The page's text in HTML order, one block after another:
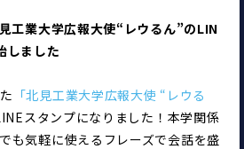
工業大学広報大使“レウるん”のLIN
しました
「北見工業大学広報大使 “レウる
スタンプになりました！本学関係
も気軽に使えるフレーズで会話を盛